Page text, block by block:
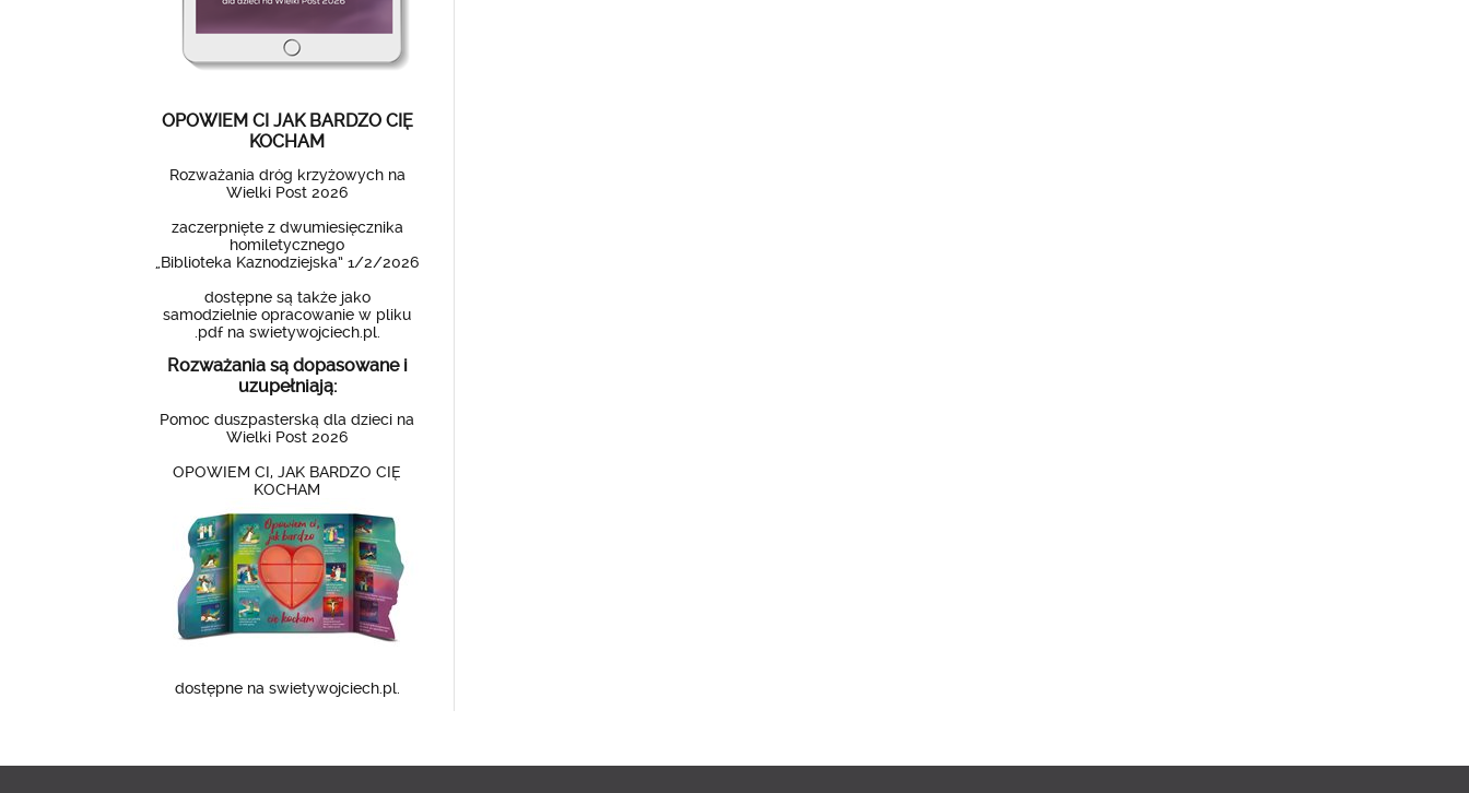
OPOWIEM CI JAK BARDZO CIĘ
KOCHAM
Rozważania dróg krzyżowych na
Wielki Post 2026
zaczerpnięte z dwumiesięcznika
homiletycznego
„Biblioteka Kaznodziejska” 1/2/2026
dostępne są także jako
samodzielnie opracowanie w pliku
.pdf na swietywojciech.pl.
Rozważania są dopasowane i
uzupełniają:
Pomoc duszpasterską dla dzieci na
Wielki Post 2026
OPOWIEM CI, JAK BARDZO CIĘ
KOCHAM
dostępne na swietywojciech.pl.